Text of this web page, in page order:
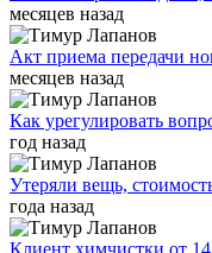
месяцев назад
Акт приема передачи
месяцев назад
Как урегулировать
год назад
Утеряли вещь,
года назад
Клиент химчистки от 14